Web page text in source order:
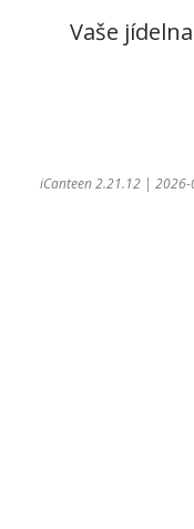
Vaše
iCanteen 2.21.12 |